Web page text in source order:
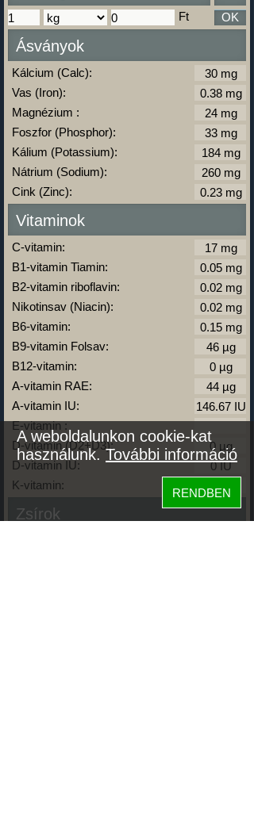
Ft OK
Ásványok
Kálcium (Calc):
Vas (Iron):
Magnézium :
Foszfor (Phosphor):
Kálium (Potassium):
Nátrium (Sodium):
Cink (Zinc):
Vitaminok
C-vitamin:
B1-vitamin Tiamin:
B2-vitamin riboflavin:
Nikotinsav (Niacin):
B6-vitamin:
B9-vitamin Folsav:
B12-vitamin:
A-vitamin RAE:
A-vitamin IU:
E-vitamin :
D-vitamin (D2+D3):
D-vitamin IU:
K-vitamin:
Zsírok
A weboldalunkon cookie-kat
használunk.További információ
RENDBEN